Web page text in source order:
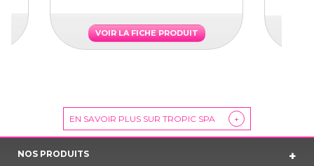
VOIR LA FICHE PRODUIT
EN SAVOIR PLUS SUR TROPIC SPA +
NOS PRODUITS